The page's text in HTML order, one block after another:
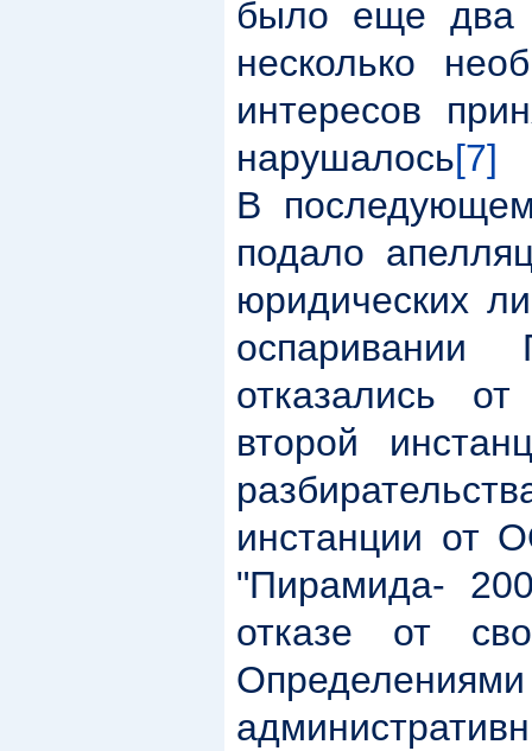
было еще два
несколько
интересов
нарушалось[7]
В
подало
юридических
отказались
второй
инстанции
"Пирамида-
отказе от